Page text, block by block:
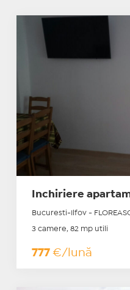
Inchiriere
Bucuresti-Ilfov -
3 camere, 82 mp utili
777 €/lună